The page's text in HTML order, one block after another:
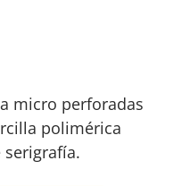
micro perforadas
polimérica